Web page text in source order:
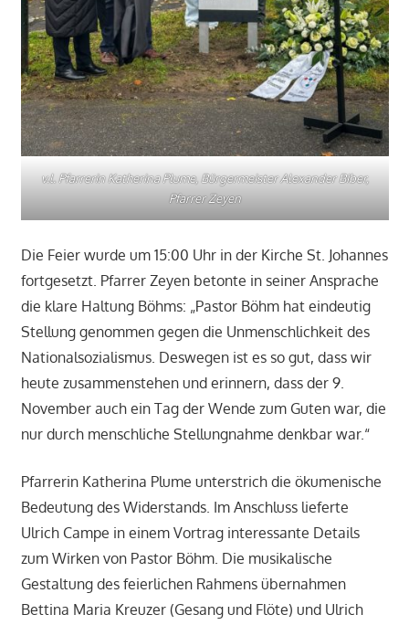
v.l. Pfarrerin Katherina Plume, Bürgermeister Alexander Biber,
Pfarrer Zeyen
Die Feier wurde um 15:00 Uhr in der Kirche St. Johannes
fortgesetzt. Pfarrer Zeyen betonte in seiner Ansprache
die klare Haltung Böhms: „Pastor Böhm hat eindeutig
Stellung genommen gegen die Unmenschlichkeit des
Nationalsozialismus. Deswegen ist es so gut, dass wir
heute zusammenstehen und erinnern, dass der 9.
November auch ein Tag der Wende zum Guten war, die
nur durch menschliche Stellungnahme denkbar war.“
Pfarrerin Katherina Plume unterstrich die ökumenische
Bedeutung des Widerstands. Im Anschluss lieferte
Ulrich Campe in einem Vortrag interessante Details
zum Wirken von Pastor Böhm. Die musikalische
Gestaltung des feierlichen Rahmens übernahmen
Bettina Maria Kreuzer (Gesang und Flöte) und Ulrich